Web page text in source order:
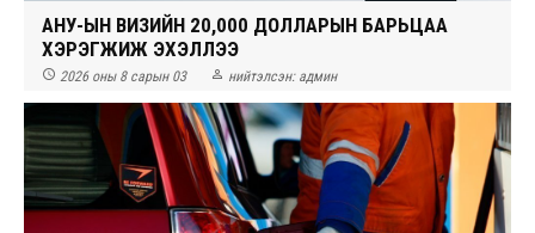
АНУ-ЫН ВИЗИЙН 20,000 ДОЛЛАРЫН БАРЬЦАА
ХЭРЭГЖИЖ ЭХЭЛЛЭЭ
 2026 оны 8 сарын 03  нийтэлсэн: админ